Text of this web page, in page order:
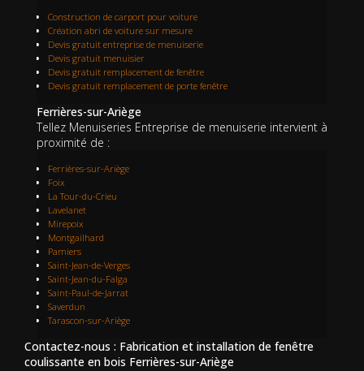
Construction de carport pour voiture
Création abri de voiture sur mesure
Devis gratuit entreprise de menuiserie
Devis gratuit menuisier
Devis gratuit remplacement de fenêtre
Devis gratuit remplacement de porte fenêtre
Ferrières-sur-Ariège
Tellez Menuiseries Entreprise de menuiserie intervient à
proximité de :
Ferrières-sur-Ariège
Foix
La Tour-du-Crieu
Lavelanet
Mirepoix
Montgailhard
Pamiers
Saint-Jean-de-Verges
Saint-Jean-du-Falga
Saint-Paul-de-Jarrat
Saverdun
Tarascon-sur-Ariège
Contactez-nous : Fabrication et installation de fenêtre
coulissante en bois Ferrières-sur-Ariège